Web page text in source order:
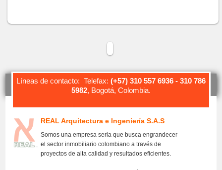
Líneas de contacto: Telefax: (+57) 310 557 6936 - 310 786
5982, Bogotá, Colombia.
REAL Arquitectura e Ingeniería S.A.S
Somos una empresa seria que busca engrandecer
el sector inmobiliario colombiano a través de
proyectos de alta calidad y resultados eficientes.